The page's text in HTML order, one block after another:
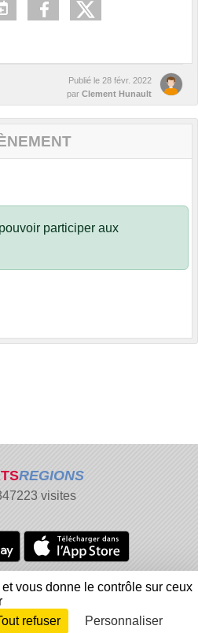
Publié le 28 févr. 2022
par Clement Hunault
participer aux
REGIONS
visites
Gestion des cookies
un contenu inapproprié
Connexion
vous donne le contrôle sur ceux
refuser Personnaliser